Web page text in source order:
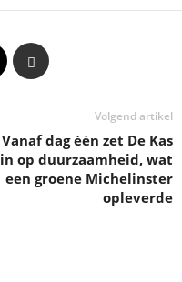
Volgend artikel
Vanaf dag één zet De Kas
in op duurzaamheid, wat
een groene Michelinster
opleverde